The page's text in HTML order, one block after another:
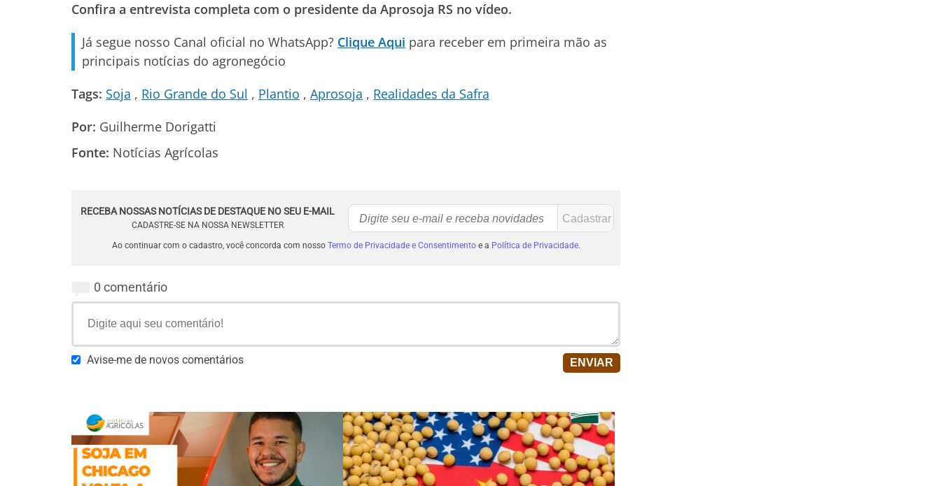
Confira a entrevista completa com o presidente da Aprosoja RS no vídeo.
Já segue nosso Canal oficial no WhatsApp? Clique Aqui para receber em primeira mão as
principais notícias do agronegócio
Tags: Soja Rio Grande do Sul Plantio Aprosoja
Realidades da Safra
Por: Guilherme Dorigatti
Fonte: Notícias Agrícolas
RECEBA NOSSAS NOTÍCIAS DE DESTAQUE NO SEU E-MAIL
CADASTRE-SE NA NOSSA NEWSLETTER
Ao continuar com o cadastro, você concorda com nosso Termo de Privacidade e Consentimentoe a Política de Privacidade.
0 comentário
Avise-me de novos comentários